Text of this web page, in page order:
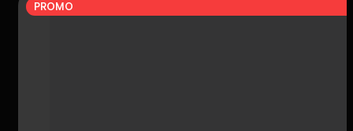
PROMO